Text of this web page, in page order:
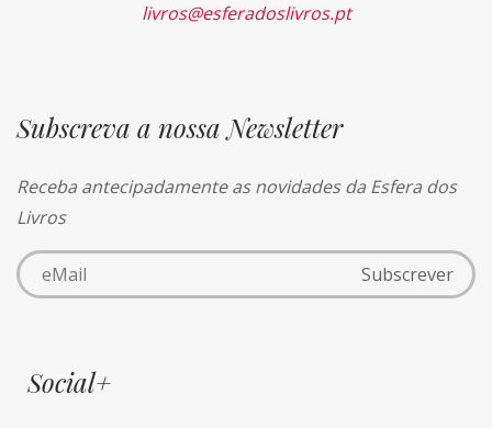
livros@esferadoslivros.pt
Subscreva a nossa Newsletter
Receba antecipadamente as novidades da Esfera dos
Livros
Social+